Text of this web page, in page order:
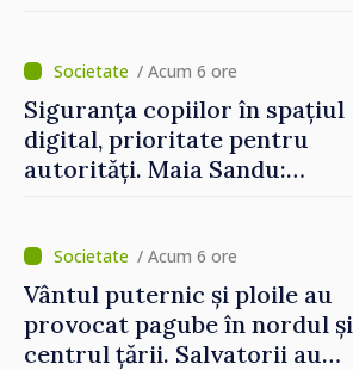
/ Acum 6 ore
Siguranța copiilor în spațiul
digital, prioritate pentru
autorități. Maia Sandu:
protejeze”/ Acum 6 ore
Vântul puternic și ploile au
provocat pagube în nordul și
centrul țării. Salvatorii au